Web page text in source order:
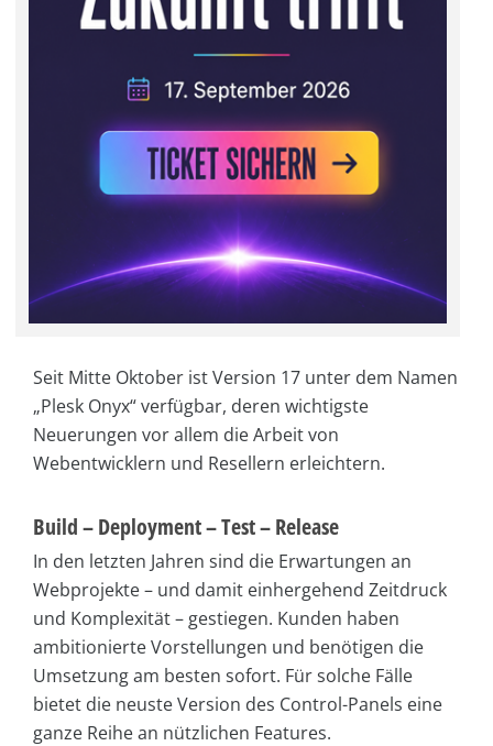
Seit Mitte Oktober ist Version 17 unter dem Namen
„Plesk Onyx“ verfügbar, deren wichtigste
Neuerungen vor allem die Arbeit von
Webentwicklern und Resellern erleichtern.
Build – Deployment – Test – Release
In den letzten Jahren sind die Erwartungen an
Webprojekte – und damit einhergehend Zeitdruck
und Komplexität – gestiegen. Kunden haben
ambitionierte Vorstellungen und benötigen die
Umsetzung am besten sofort. Für solche Fälle
bietet die neuste Version des Control-Panels eine
ganze Reihe an nützlichen Features.